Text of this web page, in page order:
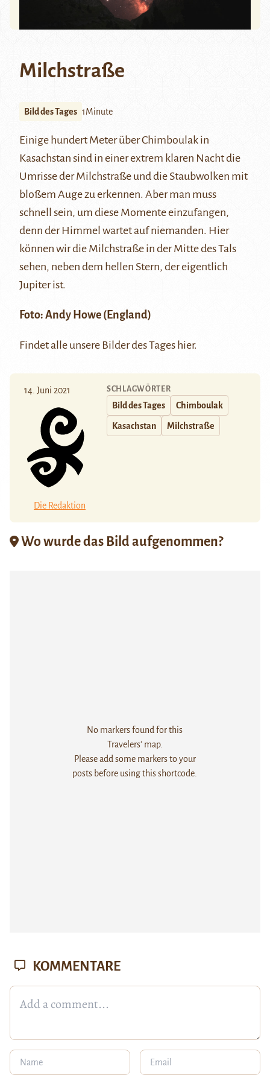
Milchstraße
Bild des Tages 1Minute
Einige hundert Meter über Chimboulak in
Kasachstan sind in einer extrem klaren Nacht die
Umrisse der Milchstraße und die Staubwolken mit
bloßem Auge zu erkennen. Aber man muss
schnell sein, um diese Momente einzufangen,
denn der Himmel wartet auf niemanden. Hier
können wir die Milchstraße in der Mitte des Tals
sehen, neben dem hellen Stern, der eigentlich
Jupiter ist.
Foto: Andy Howe (England)
Findet alle unsere Bilder des Tages hier.
14. Juni 2021
Die Redaktion
SCHLAGWÖRTER
Bild des Tages Chimboulak
Kasachstan Milchstraße
Wo wurde das Bild aufgenommen?
No markers found for this
Travelers' map.
Please add some markers to your
posts before using this shortcode.
KOMMENTARE